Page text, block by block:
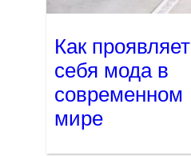
Как проявляет
себя мода в
современном
мире